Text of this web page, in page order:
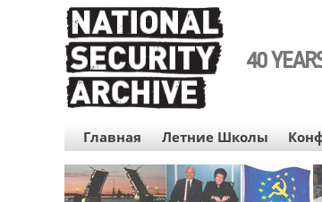
40
RUS
MENU
Главная Летние Школы